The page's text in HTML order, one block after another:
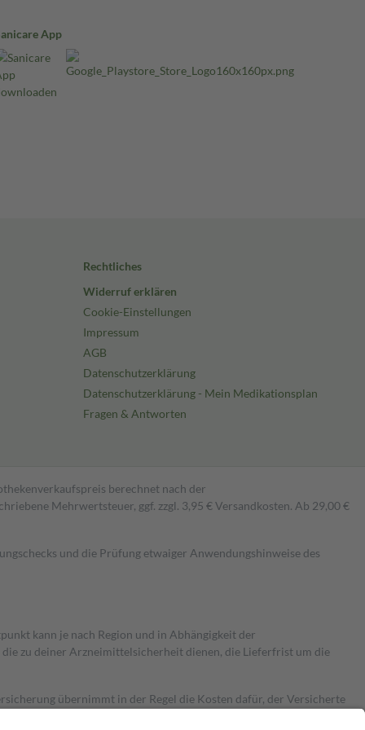
App
Rechtliches
Widerruf erklären
Cookie-Einstellungen
Impressum
AGB
Datenschutzerklärung
Datenschutzerklärung - Mein Medikationsplan
Fragen & Antworten
berechnet nach der
Mehrwertsteuer, ggf. zzgl. 3,95 € Versandkosten. Ab 29,00 €
und die Prüfung etwaiger Anwendungshinweise des
kann je nach Region und in Abhängigkeit der
zu deiner Arzneimittelsicherheit dienen, die Lieferfrist um die
übernimmt in der Regel die Kosten dafür, der Versicherte